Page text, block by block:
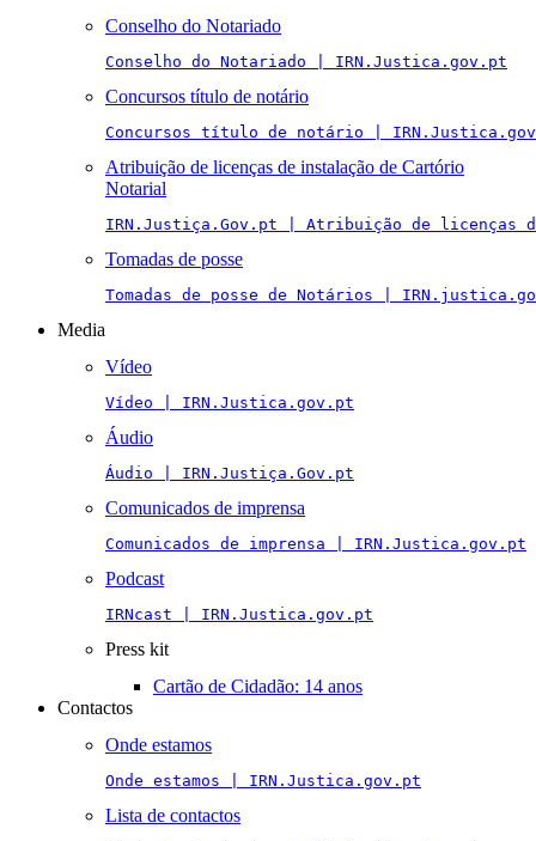
Conselho do Notariado
Conselho do Notariado | IRN.Justica.gov.pt
Concursos título de notário
Concursos título de notário |
Atribuição de licenças de instalação de Cartório
Notarial
IRN.Justiça.Gov.pt | Atribuição de licenças
Tomadas de posse
Tomadas de posse de Notários |
Media
Vídeo
Vídeo | IRN.Justica.gov.pt
Áudio
Áudio | IRN.Justiça.Gov.pt
Comunicados de imprensa
Comunicados de imprensa | IRN.Justica.gov.pt
Podcast
IRNcast | IRN.Justica.gov.pt
Press kit
Cartão de Cidadão: 14 anos
Contactos
Onde estamos
Onde estamos | IRN.Justica.gov.pt
Lista de contactos